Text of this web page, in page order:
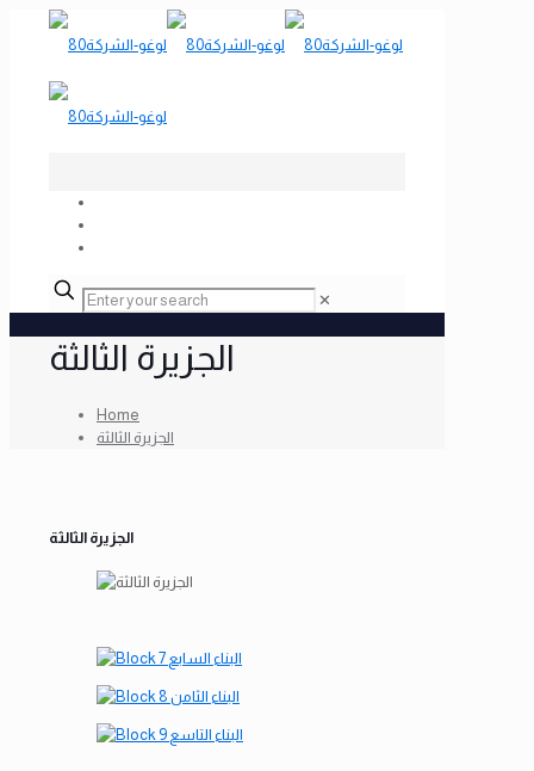
✕
الجزيرة الثالثة
Home
الجزيرة الثالثة
الجزيرة الثالثة